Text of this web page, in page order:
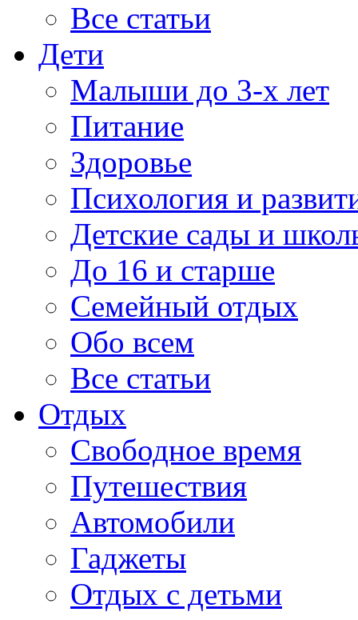
Все статьи
Дети
Малыши до 3-х лет
Питание
Здоровье
Психология и
Детские сады и
До 16 и старше
Семейный отдых
Обо всем
Все статьи
Отдых
Свободное время
Путешествия
Автомобили
Гаджеты
Отдых с детьми